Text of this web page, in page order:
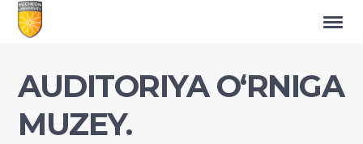
AUDITORIYA O‘RNIGA
MUZEY.